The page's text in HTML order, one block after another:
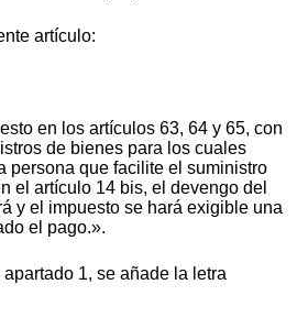
artículo:
en los artículos 63, 64 y 65, con
de bienes para los cuales
persona que facilite el suministro
el artículo 14 bis, el devengo del
y el impuesto se hará exigible una
el pago.».
1, se añade la letra